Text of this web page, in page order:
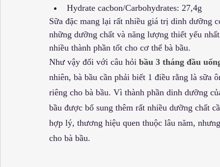
Hydrate cacbon/Carbohydrates: 27,4g
Sữa đặc mang lại rất nhiều giá trị dinh dưỡng
những dưỡng chất và năng lượng thiết yếu
nhiều thành phần tốt cho cơ thể bà bầu.
Như vậy đối với câu hỏi bầu 3 tháng đầu
nhiên, bà bầu cần phải biết 1 điều rằng là sữa
riêng cho bà bầu. Vì thành phần dinh dưỡng
bầu được bổ sung thêm rất nhiều dưỡng chất
hợp lý, thương hiệu quen thuộc lâu năm,
cho bà bầu.